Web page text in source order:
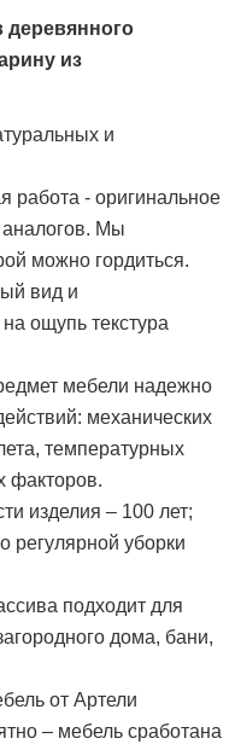
деревянного
из
и
работа - оригинальное
Мы
можно гордиться.
вид и
ощупь текстура
мебели надежно
механических
температурных
факторов.
изделия – 100 лет;
регулярной уборки
подходит для
дома, бани,
от Артели
– мебель сработана